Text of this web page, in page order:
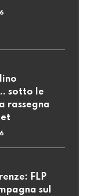
sotto le
rassegna
FLP
sul